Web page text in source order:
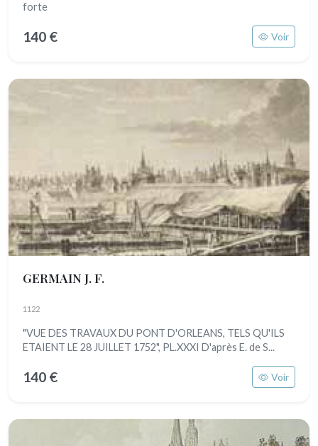
forte
140 € Voir
GERMAIN J. F.
1122
"VUE DES TRAVAUX DU PONT D'ORLEANS, TELS QU'ILS
ETAIENT LE 28 JUILLET 1752", PL.XXXI D'après E. de S...
140 € Voir